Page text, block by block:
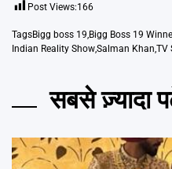
Post Views:166
TagsBigg boss 19,Bigg Boss 19
Indian Reality Show,Salman Khan,TV
सबसे ज़्यादा